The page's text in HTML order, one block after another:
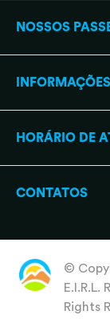
NOSSOS
HORÁRIO DE
CONTATOS
©
Rights